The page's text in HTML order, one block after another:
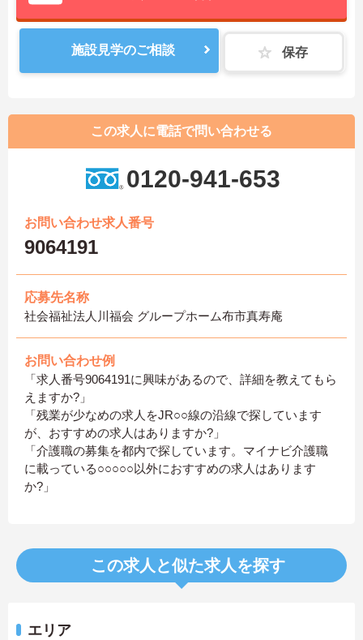
施設見学のご相談 保存
この求人に電話で問い合わせる
0120-941-653
お問い合わせ求人番号
9064191
応募先名称
社会福祉法人川福会 グループホーム布市真寿庵
お問い合わせ例
「求人番号9064191に興味があるので、詳細を教えてもら
えますか?」
「残業が少なめの求人をJR○○線の沿線で探しています
が、おすすめの求人はありますか?」
「介護職の募集を都内で探しています。マイナビ介護職
に載っている○○○○○以外におすすめの求人はあります
か?」
この求人と似た求人を探す
エリア